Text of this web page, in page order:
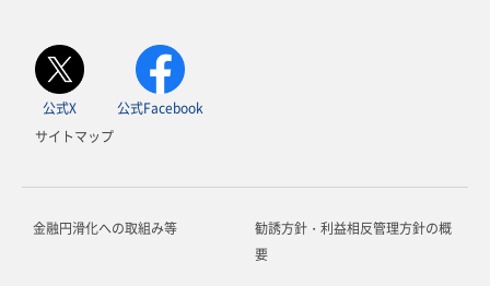
公式X
公式Facebook
サイトマップ
金融円滑化への取組み等
勧誘方針・利益相反管理方針の概
要